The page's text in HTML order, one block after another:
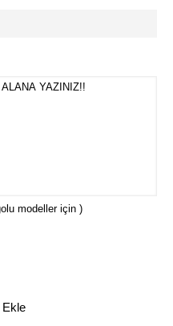
modeller için )
Ekle